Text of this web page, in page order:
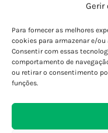
Gerir
Para fornecer as melhores
cookies para armazenar e/
Consentir com essas
comportamento de
ou retirar o consentimento
funções.